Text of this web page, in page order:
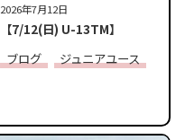
2026年7月12日
【7/12(日) U-13TM】
ブログ
ジュニアユース